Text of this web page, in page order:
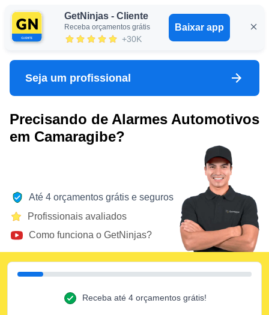
GetNinjas - Cliente
Receba orçamentos grátis
+30K
Baixar app
Entrar
Seja um profissional
Precisando de Alarmes Automotivos
em Camaragibe?
Até 4 orçamentos grátis e seguros
Profissionais avaliados
Como funciona o GetNinjas?
Receba até 4 orçamentos grátis!